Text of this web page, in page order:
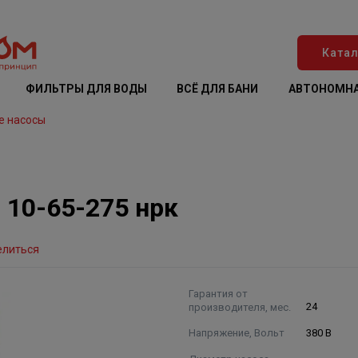
ФИЛЬТРЫ ДЛЯ ВОДЫ ВСЁ ДЛЯ БАНИ
насосы
65-275 нрк
Гарантия от
производителя, мес.
24
Напряжение, Вольт 380 В